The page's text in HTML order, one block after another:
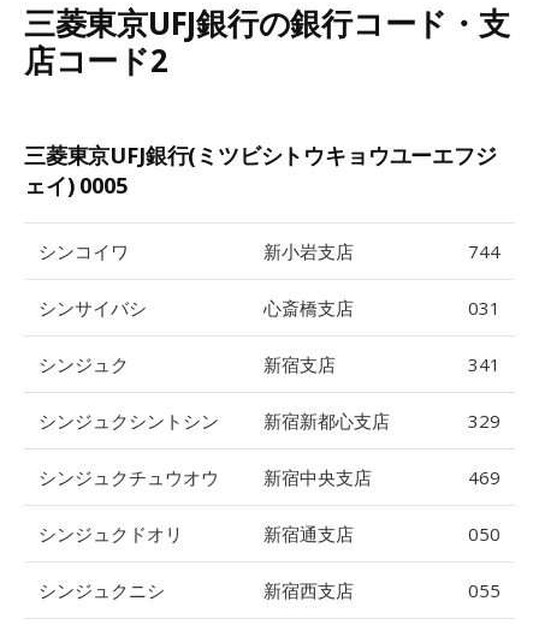
三菱東京UFJ銀行の銀行コード・支
店コード2
三菱東京UFJ銀行(ミツビシトウキョウユーエフジ
ェイ) 0005
シンコイワ 新小岩支店 744
シンサイバシ 心斎橋支店 031
シンジュク 新宿支店 341
シンジュクシントシン 新宿新都心支店 329
シンジュクチュウオウ 新宿中央支店 469
シンジュクドオリ 新宿通支店 050
シンジュクニシ 新宿西支店 055